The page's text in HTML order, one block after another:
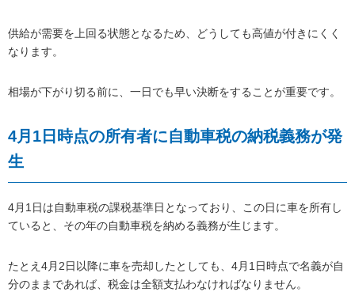
供給が需要を上回る状態となるため、どうしても高値が付きにくく
なります。
相場が下がり切る前に、一日でも早い決断をすることが重要です。
4月1日時点の所有者に自動車税の納税義務が発
生
4月1日は自動車税の課税基準日となっており、この日に車を所有し
ていると、その年の自動車税を納める義務が生じます。
たとえ4月2日以降に車を売却したとしても、4月1日時点で名義が自
分のままであれば、税金は全額支払わなければなりません。